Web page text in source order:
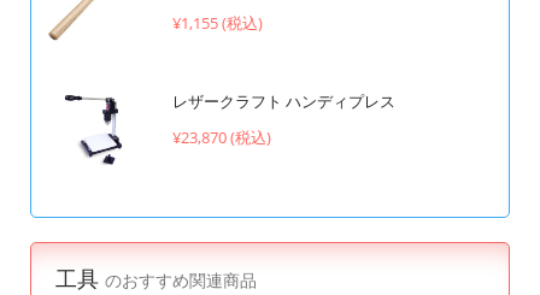
¥1,155 (税込)
レザークラフト ハンディプレス
¥23,870 (税込)
工具 のおすすめ関連商品